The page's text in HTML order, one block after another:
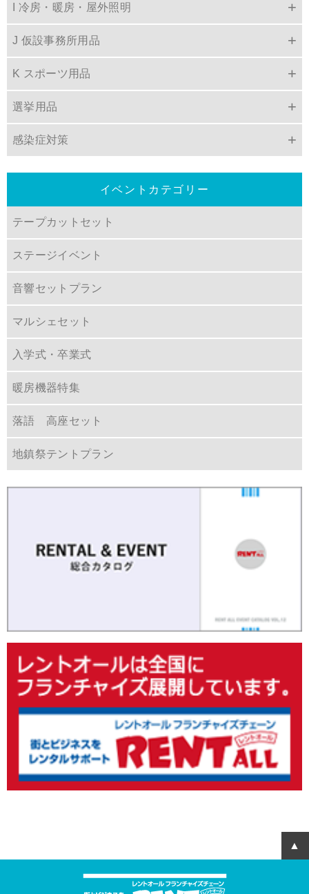
I 冷房・暖房・屋外照明
J 仮設事務所用品
K スポーツ用品
選挙用品
感染症対策
イベントカテゴリー
テープカットセット
ステージイベント
音響セットプラン
マルシェセット
入学式・卒業式
暖房機器特集
落語 高座セット
地鎮祭テントプラン